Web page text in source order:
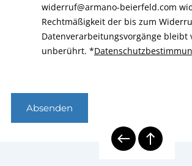
widerruf@armano-beierfeld.com
Rechtmäßigkeit der bis zum
Datenverarbeitungsvorgänge bleibt
unberührt. *
Absenden